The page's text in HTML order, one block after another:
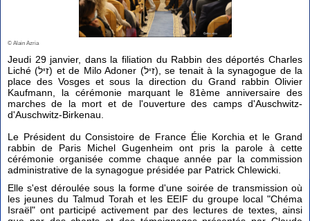
© Alain Azria
Jeudi 29 janvier, dans la filiation du Rabbin des déportés Charles
Liché (זיל) et de Milo Adoner (זיל), se tenait à la synagogue de la
place des Vosges et sous la direction du Grand rabbin Olivier
Kaufmann, la cérémonie marquant le 81ème anniversaire des
marches de la mort et de l'ouverture des camps d'Auschwitz-
d'Auschwitz-Birkenau.
Le Président du Consistoire de France Élie Korchia et le Grand
rabbin de Paris Michel Gugenheim ont pris la parole à cette
cérémonie organisée comme chaque année par la commission
administrative de la synagogue présidée par Patrick Chlewicki.
Elle s'est déroulée sous la forme d'une soirée de transmission où
les jeunes du Talmud Torah et les EEIF du groupe local "Chéma
Israël" ont participé activement par des lectures de textes, ainsi